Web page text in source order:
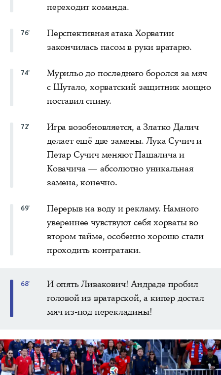
переходит команда.
76'
Перспективная атака Хорватии
закончилась пасом в руки вратарю.
74'
Мурильо до последнего боролся за мяч
с Шутало, хорватский защитник мощно
поставил спину.
72'
Игра возобновляется, а Златко Далич
делает ещё две замены. Лука Сучич и
Петар Сучич меняют Пашалича и
Ковачича — абсолютно уникальная
замена, конечно.
69'
Перерыв на воду и рекламу. Намного
увереннее чувствуют себя хорваты во
втором тайме, особенно хорошо стали
проходить контратаки.
68'
И опять Ливакович! Андраде пробил
головой из вратарской, а кипер достал
мяч из-под перекладины!